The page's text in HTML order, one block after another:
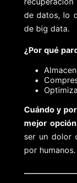
de datos, lo
de big data.
¿Por qué
Cuándo y
mejor opción
ser un dolor
por humanos.